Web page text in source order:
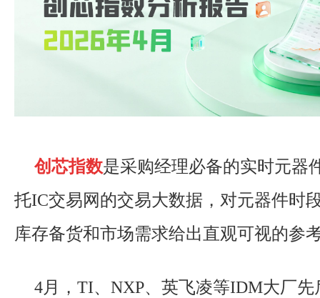
创芯指数是采购经理必备的实时元器
托IC交易网的交易大数据，对元器件时
库存备货和市场需求给出直观可视的参
4月，TI、NXP、英飞凌等IDM大厂